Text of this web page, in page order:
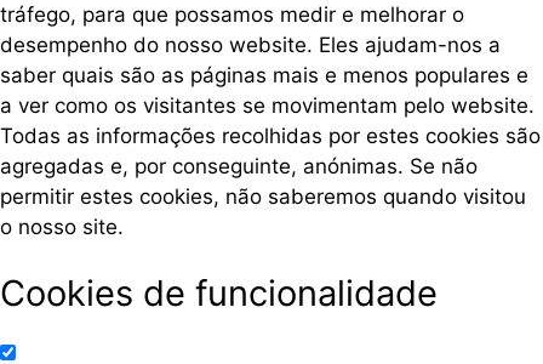
tráfego, para que possamos medir e melhorar o
desempenho do nosso website. Eles ajudam-nos a
saber quais são as páginas mais e menos populares e
a ver como os visitantes se movimentam pelo website.
Todas as informações recolhidas por estes cookies são
agregadas e, por conseguinte, anónimas. Se não
permitir estes cookies, não saberemos quando visitou
o nosso site.
Cookies de funcionalidade